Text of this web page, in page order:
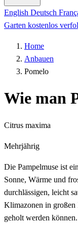
English Deutsch
Garten kostenlos
Home
Anbauen
Pomelo
Wie man
Citrus maxima
Mehrjährig
Die Pampelmuse ist
Sonne, Wärme und
durchlässigen, leicht
Klimazonen in
geholt werden